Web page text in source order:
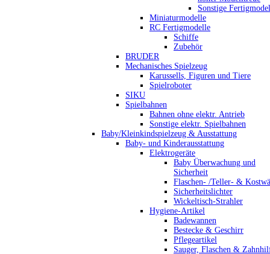
Sonstige
Miniaturmodelle
RC Fertigmodelle
Schiffe
Zubehör
BRUDER
Mechanisches Spielzeug
Karussells, Figuren und Tiere
Spielroboter
SIKU
Spielbahnen
Bahnen ohne elektr. Antrieb
Sonstige elektr. Spielbahnen
Baby/Kleinkindspielzeug & Ausstattung
Baby- und Kinderausstattung
Elektrogeräte
Baby Überwachung und
Sicherheit
Flaschen- /Teller- &
Sicherheitslichter
Wickeltisch-Strahler
Hygiene-Artikel
Badewannen
Bestecke & Geschirr
Pflegeartikel
Sauger, Flaschen &